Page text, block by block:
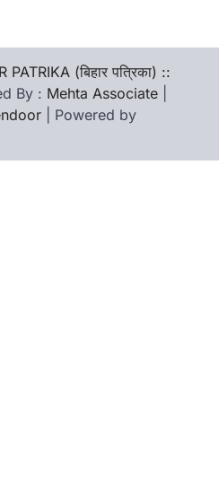
PATRIKA (बिहार पत्रिका) ::
By : Mehta Associate
| Powered by